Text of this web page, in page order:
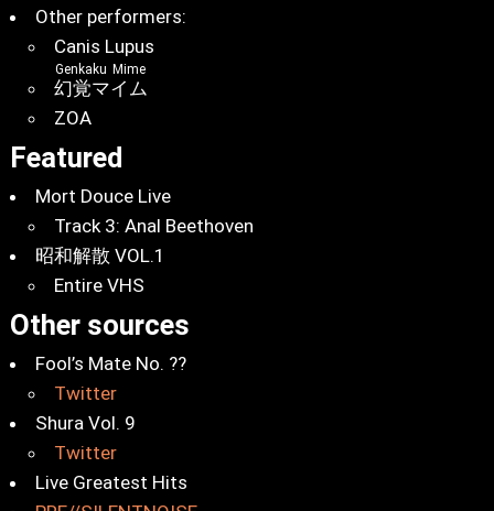
Other performers:
Canis Lupus
幻覚マイム
Genkaku Mime
ZOA
Featured
Mort Douce Live
Track 3: Anal Beethoven
昭和解散 VOL.1
Entire VHS
Other sources
Fool’s Mate No. ??
Twitter
Shura Vol. 9
Twitter
Live Greatest Hits